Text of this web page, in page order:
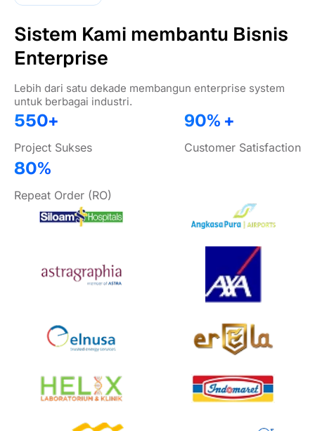
Sistem Kami membantu Bisnis
Enterprise
Lebih dari satu dekade membangun enterprise system
untuk berbagai industri.
550+
Project Sukses
90% +
Customer Satisfaction
80%
Repeat Order (RO)